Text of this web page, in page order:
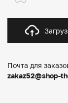
Почта для
zakaz52@shop-